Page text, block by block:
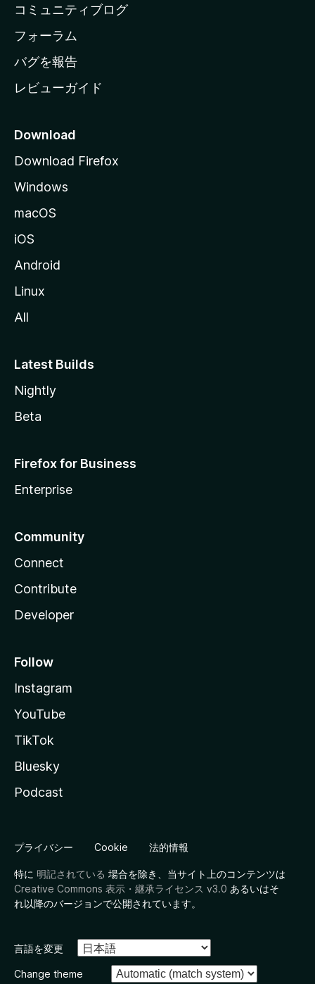
ー
ジ
へ
コミュニティブログ
フォーラム
バグを報告
レビューガイド
Download
Download Firefox
Windows
macOS
iOS
Android
Linux
All
Latest Builds
Nightly
Beta
Firefox for Business
Enterprise
Community
Connect
Contribute
Developer
Follow
Instagram
YouTube
TikTok
Bluesky
Podcast
プライバシー Cookie 法的情報
特に 明記されている 場合を除き、当サイト上のコンテンツは
Creative Commons 表示・継承ライセンス v3.0 あるいはそ
れ以降のバージョンで公開されています。
言語を変更
Change theme